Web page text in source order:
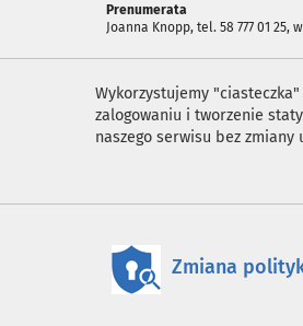
Prenumerata
Joanna Knopp, tel. 58 777 01 25,
Wykorzystujemy
zalogowaniu i tworzenie
naszego serwisu bez
Zmiana